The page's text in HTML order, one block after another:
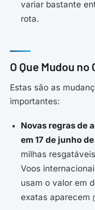
variar bastante
rota.
O Que Mudou no
Estas são as
importantes:
Novas regras de
em 17 de junho
milhas
Voos
usam o valor em
exatas aparecem